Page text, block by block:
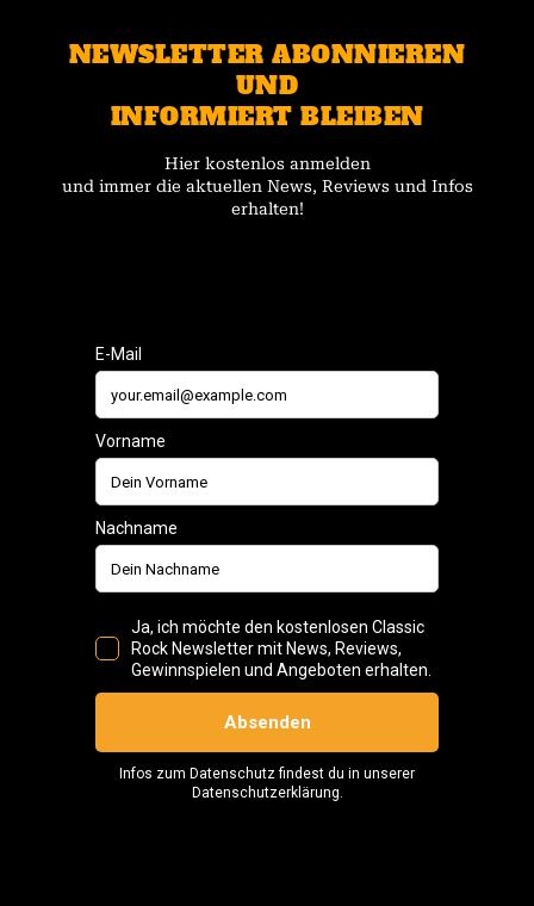
NEWSLETTER ABONNIEREN
UND
INFORMIERT BLEIBEN
Hier kostenlos anmelden
und immer die aktuellen News, Reviews und Infos
erhalten!